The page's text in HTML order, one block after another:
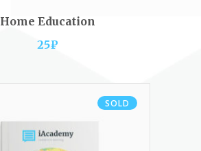
ADD TO CART
Home Education
25₽
SOLD